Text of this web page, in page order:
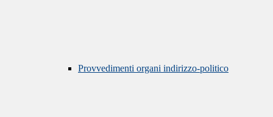
Provvedimenti organi indirizzo-politico